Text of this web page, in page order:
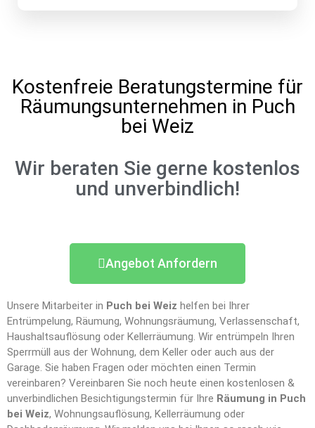
Kostenfreie Beratungstermine für
Räumungsunternehmen in Puch
bei Weiz
Wir beraten Sie gerne kostenlos
und unverbindlich!
Angebot Anfordern
Unsere Mitarbeiter in Puch bei Weiz helfen bei Ihrer
Entrümpelung, Räumung, Wohnungsräumung, Verlassenschaft,
Haushaltsauflösung oder Kellerräumung. Wir entrümpeln Ihren
Sperrmüll aus der Wohnung, dem Keller oder auch aus der
Garage. Sie haben Fragen oder möchten einen Termin
vereinbaren? Vereinbaren Sie noch heute einen kostenlosen &
unverbindlichen Besichtigungstermin für Ihre Räumung in Puch
bei Weiz, Wohnungsauflösung, Kellerräumung oder